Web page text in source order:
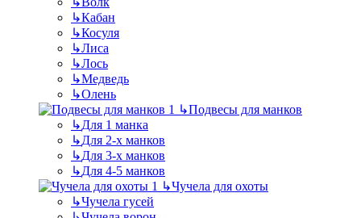
↳Кабан
↳Косуля
↳Лиса
↳Лось
↳Медведь
↳Олень
↳Подвесы для манков
↳Для 1 манка
↳Для 2-х манков
↳Для 3-х манков
↳Для 4-5 манков
↳Чучела для охоты
↳Чучела гусей